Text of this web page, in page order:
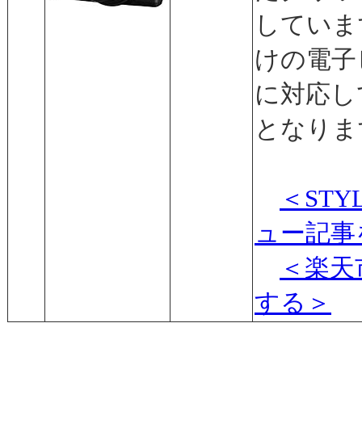
してい
けの電
に対応
となり
＜
ュー記
＜楽
する＞